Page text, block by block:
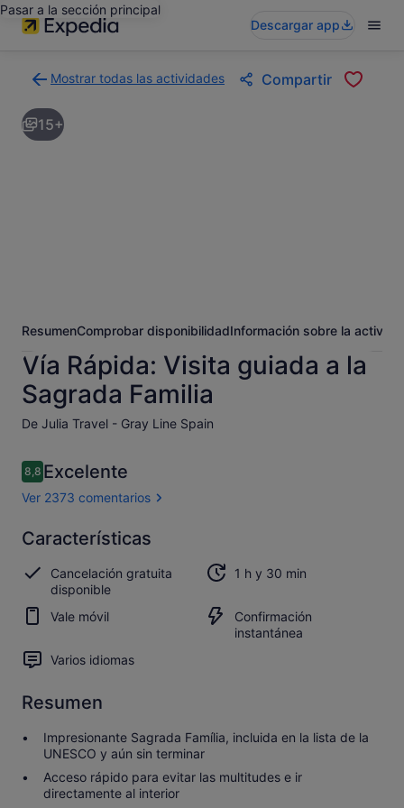
Pasar a la sección principal
Descargar app
Mostrar todas las actividades
a
la
página
Compartir
15+
ResumenComprobar disponibilidadInformación sobre la
Vía Rápida: Visita guiada a la
Sagrada Familia
De Julia Travel - Gray Line Spain
Comentarios
8,88,8 de 10
Excelente
Ver 2373 comentarios
8.88.8 sobre 10
Excelente
Abrir los
2.373 comentarios
Características
Cancelación gratuita
disponible
1 h y 30 min
Vale móvil
Confirmación
instantánea
Varios idiomas
Resumen
Impresionante Sagrada Família, incluida en la lista de la
UNESCO y aún sin terminar
Acceso rápido para evitar las multitudes e ir
directamente al interior